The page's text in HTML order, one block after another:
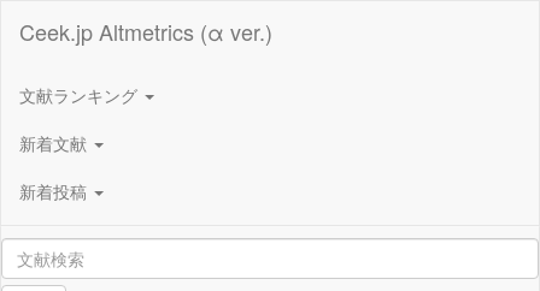
Ceek.jp Altmetrics (α ver.)
文献ランキング
新着文献
新着投稿